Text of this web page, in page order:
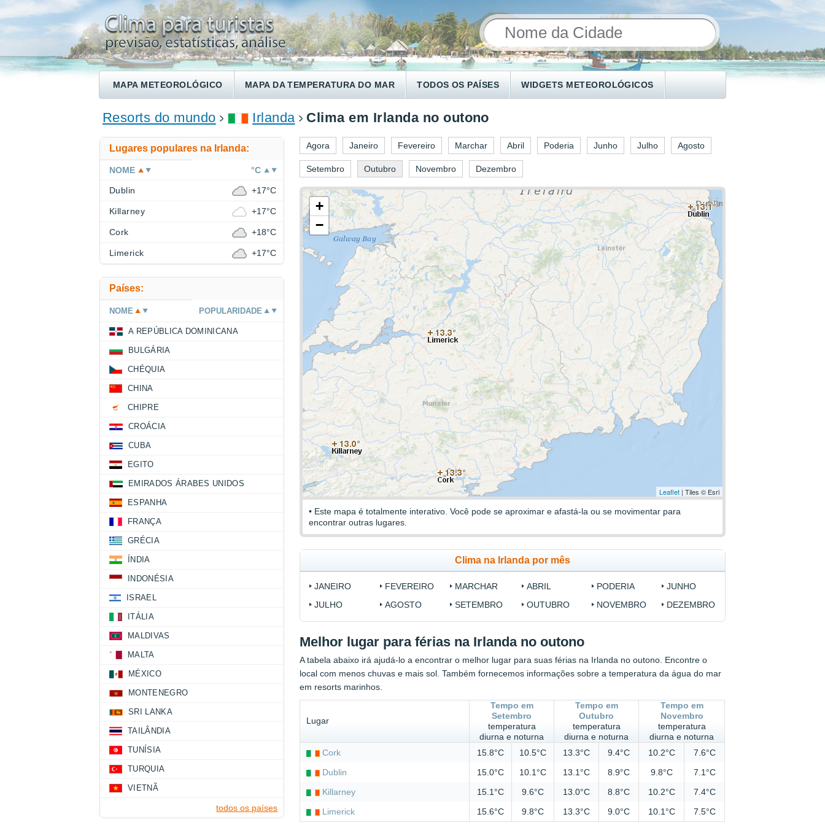
MAPA METEOROLÓGICO MAPA DA TEMPERATURA DO MAR TODOS OS PAÍSES WIDGETS METEOROLÓGICOS
ENCONTRE UM HOTEL
Resorts do mundo Irlanda Clima em Irlanda no outono
Agora Janeiro Fevereiro Marchar Abril Poderia Junho Julho Agosto
Setembro Outubro Novembro Dezembro
+
−
Leaflet | Tiles © Esri
• Este mapa é totalmente interativo. Você pode se aproximar e afastá-la ou se movimentar para
encontrar outras lugares.
Clima na Irlanda por mês
JANEIRO FEVEREIRO MARCHAR ABRIL PODERIA
JUNHO
JULHO
AGOSTO SETEMBRO OUTUBRO NOVEMBRO DEZEMBRO
Melhor lugar para férias na Irlanda no outono
A tabela abaixo irá ajudá-lo a encontrar o melhor lugar para suas férias na Irlanda no outono. Encontre o
local com menos chuvas e mais sol. Também fornecemos informações sobre a temperatura da água do mar
em resorts marinhos.
Lugar
Tempo em
Setembro
temperatura
diurna e noturna
Tempo em
Outubro
temperatura
diurna e noturna
Tempo em
Novembro
temperatura
diurna e noturna
Cork
15.8°C 10.5°C 13.3°C 9.4°C 10.2°C
7.6°C
Dublin
15.0°C 10.1°C 13.1°C 8.9°C 9.8°C
7.1°C
Killarney
15.1°C 9.6°C 13.0°C 8.8°C 10.2°C
7.4°C
Limerick
15.6°C 9.8°C 13.3°C 9.0°C 10.1°C 7.5°C
Lugares populares na Irlanda:
NOME °C
Dublin +17°C
Killarney +17°C
Cork +18°C
Limerick +17°C
Países:
NOME POPULARIDADE
A REPÚBLICA DOMINICANA
BULGÁRIA
CHÉQUIA
CHINA
CHIPRE
CROÁCIA
CUBA
EGITO
EMIRADOS ÁRABES UNIDOS
ESPANHA
FRANÇA
GRÉCIA
ÍNDIA
INDONÉSIA
ISRAEL
ITÁLIA
MALDIVAS
MALTA
MÉXICO
MONTENEGRO
SRI LANKA
TAILÂNDIA
TUNÍSIA
TURQUIA
VIETNÃ
todos os países